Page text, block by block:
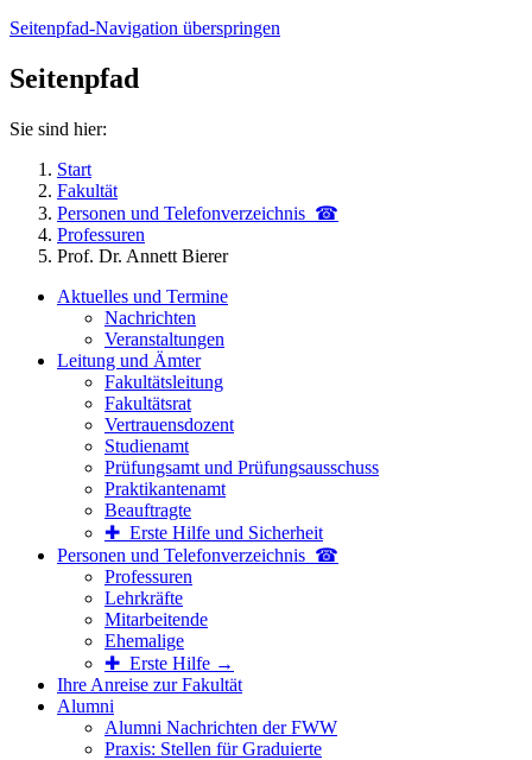
Seitenpfad-Navigation überspringen
Seitenpfad
Sie sind hier:
Start
Fakultät
Personen und Telefon­verzeichnis ☎
Professuren
Prof. Dr. Annett Bierer
Aktuelles und Termine
Nachrichten
Veranstaltungen
Leitung und Ämter
Fakultätsleitung
Fakultätsrat
Vertrauensdozent
Studienamt
Prüfungsamt und Prüfungsausschuss
Praktikantenamt
Beauftragte
✚ Erste Hilfe und Sicherheit
Personen und Telefon­verzeichnis ☎
Professuren
Lehrkräfte
Mitarbeitende
Ehemalige
✚ Erste Hilfe →
Ihre Anreise zur Fakultät
Alumni
Alumni Nachrichten der FWW
Praxis: Stellen für Graduierte